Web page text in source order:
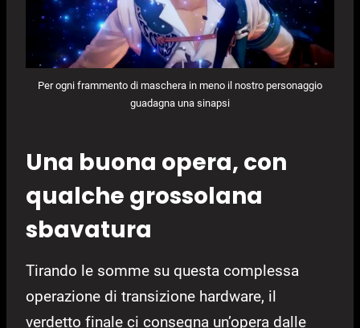
Per ogni frammento di maschera in meno il nostro personaggio
guadagna una sinapsi
Una buona opera, con
qualche grossolana
sbavatura
Tirando le somme su questa complessa
operazione di transizione hardware, il
verdetto finale ci consegna un’opera dalle